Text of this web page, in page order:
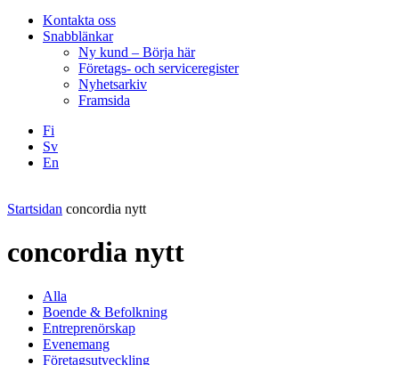
Kontakta oss
Snabblänkar
Ny kund – Börja här
Företags- och serviceregister
Nyhetsarkiv
Framsida
Fi
Sv
En
Startsidan concordia nytt
concordia nytt
Alla
Boende & Befolkning
Entreprenörskap
Evenemang
Företagsutveckling